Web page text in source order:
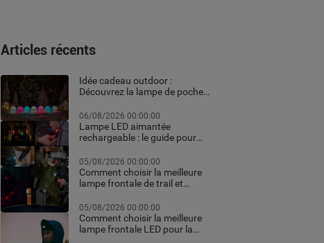
Articles récents
Idée cadeau outdoor :
Découvrez la lampe de poche
équipements high-tech pour
Noël
06/08/2026 00:00:00
Lampe LED aimantée
rechargeable : le guide pour
05/08/2026 00:00:00
Comment choisir la meilleure
lampe frontale de trail et
nuit
05/08/2026 00:00:00
Comment choisir la meilleure
lampe frontale LED pour la